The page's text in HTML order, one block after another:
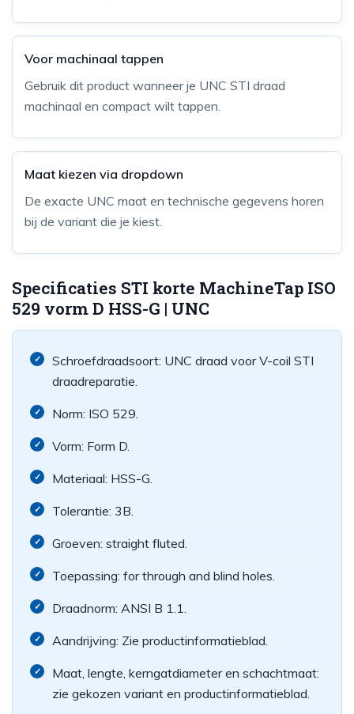
Voor machinaal tappen
Gebruik dit product wanneer je UNC STI draad
machinaal en compact wilt tappen.
Maat kiezen via dropdown
De exacte UNC maat en technische gegevens horen
bij de variant die je kiest.
Specificaties STI korte MachineTap ISO
529 vorm D HSS-G | UNC
Schroefdraadsoort: UNC draad voor V-coil STI
draadreparatie.
Norm: ISO 529.
Vorm: Form D.
Materiaal: HSS-G.
Tolerantie: 3B.
Groeven: straight fluted.
Toepassing: for through and blind holes.
Draadnorm: ANSI B 1.1.
Aandrijving: Zie productinformatieblad.
Maat, lengte, kerngatdiameter en schachtmaat:
zie gekozen variant en productinformatieblad.